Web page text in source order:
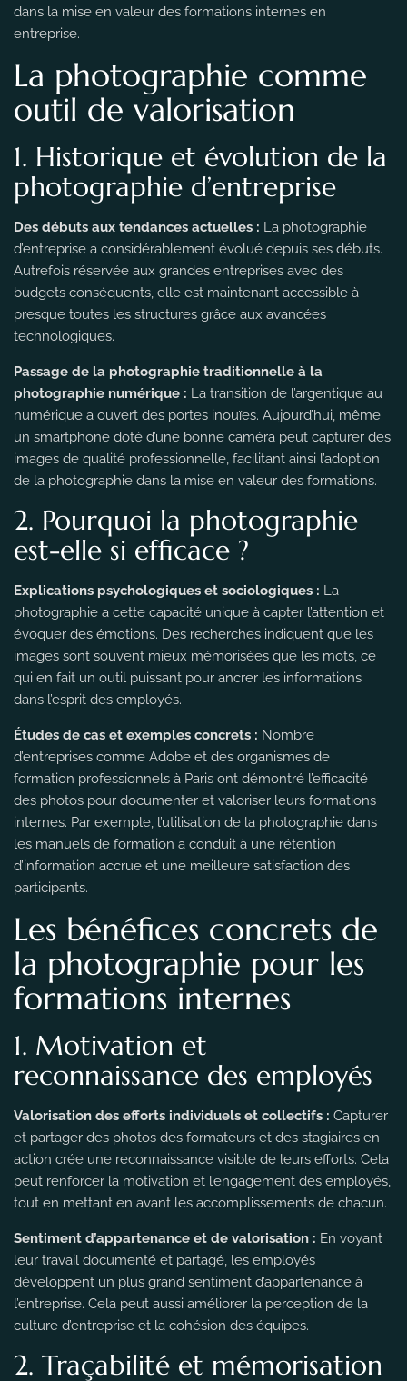
dans la mise en valeur des formations internes en
entreprise.
La photographie comme
outil de valorisation
1. Historique et évolution de la
photographie d’entreprise
Des débuts aux tendances actuelles : La photographie
d’entreprise a considérablement évolué depuis ses débuts.
Autrefois réservée aux grandes entreprises avec des
budgets conséquents, elle est maintenant accessible à
presque toutes les structures grâce aux avancées
technologiques.
Passage de la photographie traditionnelle à la
photographie numérique : La transition de l’argentique au
numérique a ouvert des portes inouïes. Aujourd’hui, même
un smartphone doté d’une bonne caméra peut capturer des
images de qualité professionnelle, facilitant ainsi l’adoption
de la photographie dans la mise en valeur des formations.
2. Pourquoi la photographie
est-elle si efficace ?
Explications psychologiques et sociologiques : La
photographie a cette capacité unique à capter l’attention et
évoquer des émotions. Des recherches indiquent que les
images sont souvent mieux mémorisées que les mots, ce
qui en fait un outil puissant pour ancrer les informations
dans l’esprit des employés.
Études de cas et exemples concrets : Nombre
d’entreprises comme Adobe et des organismes de
formation professionnels à Paris ont démontré l’efficacité
des photos pour documenter et valoriser leurs formations
internes. Par exemple, l’utilisation de la photographie dans
les manuels de formation a conduit à une rétention
d’information accrue et une meilleure satisfaction des
participants.
Les bénéfices concrets de
la photographie pour les
formations internes
1. Motivation et
reconnaissance des employés
Valorisation des efforts individuels et collectifs : Capturer
et partager des photos des formateurs et des stagiaires en
action crée une reconnaissance visible de leurs efforts. Cela
peut renforcer la motivation et l’engagement des employés,
tout en mettant en avant les accomplissements de chacun.
Sentiment d’appartenance et de valorisation : En voyant
leur travail documenté et partagé, les employés
développent un plus grand sentiment d’appartenance à
l’entreprise. Cela peut aussi améliorer la perception de la
culture d’entreprise et la cohésion des équipes.
2. Traçabilité et mémorisation